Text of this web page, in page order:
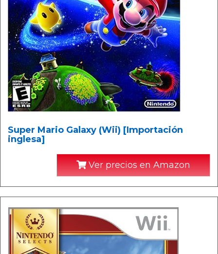
Super Mario Galaxy (Wii) [Importación
inglesa]
Ver precios en Amazon